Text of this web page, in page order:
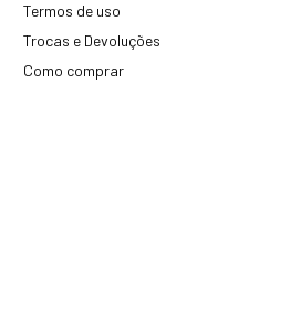
Termos de uso
Trocas e Devoluções
Como comprar